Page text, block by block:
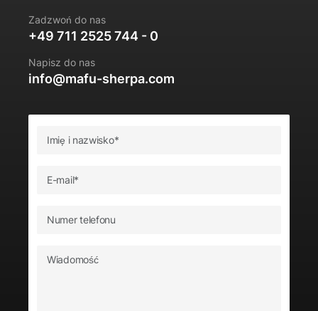
Zadzwoń do nas
+49 711 2525 744 - 0
Napisz do nas
info@mafu-sherpa.com